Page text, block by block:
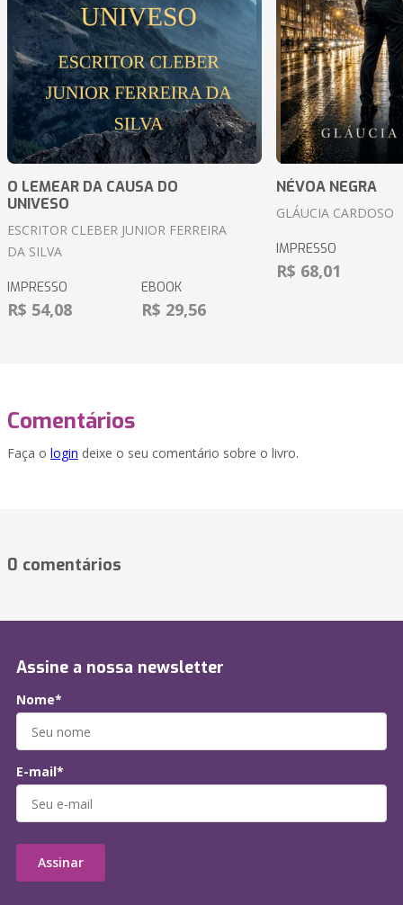
O LEMEAR DA CAUSA DO
UNIVESO
ESCRITOR CLEBER JUNIOR FERREIRA
DA SILVA
IMPRESSO
R$ 54,08
EBOOK
R$ 29,56
NÉVOA NEGRA
GLÁUCIA CARDOSO
IMPRESSO
R$ 68,01
Comentários
Faça o login deixe o seu comentário sobre o livro.
0 comentários
Assine a nossa newsletter
Nome*
E-mail*
Assinar